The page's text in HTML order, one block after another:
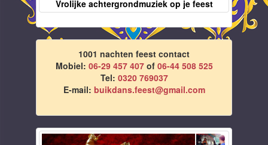
Vrolijke achtergrondmuziek op je feest
1001 nachten feest contact
Mobiel: 06-29 457 407of 06-44 508 525
Tel: 0320 769037
E-mail: buikdans.feest@gmail.com